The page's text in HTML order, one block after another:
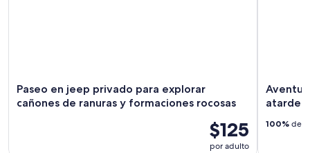
Paseo en jeep privado para explorar
cañones de ranuras y formaciones rocosas
$125
por adulto
100% de